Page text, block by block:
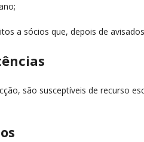
a sócios que, depois de
são susceptíveis de recurso